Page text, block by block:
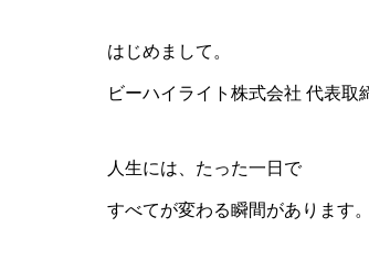
はじめまして。
ビーハイライト株式会社 代表取
人生には、たった一日で
すべてが変わる瞬間があります。